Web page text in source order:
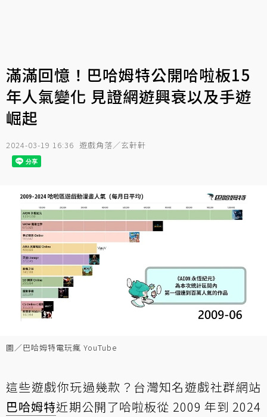
滿滿回憶！巴哈姆特公開哈啦板15
年人氣變化 見證網遊興衰以及手遊
崛起
2024-03-19 16:36 遊戲角落／玄軒軒
圖／巴哈姆特電玩瘋 YouTube
這些遊戲你玩過幾款？台灣知名遊戲社群網站
巴哈姆特近期公開了哈啦板從 2009 年到 2024